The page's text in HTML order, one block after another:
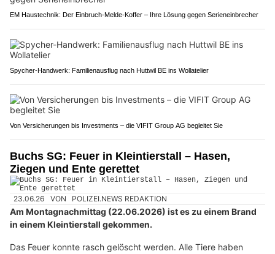
EM Haustechnik: Der Einbruch-Melde-Koffer – Ihre Lösung gegen Serieneinbrecher
Spycher-Handwerk: Familienausflug nach Huttwil BE ins Wollatelier
Von Versicherungen bis Investments – die VIFIT Group AG begleitet Sie
Buchs SG: Feuer in Kleintierstall – Hasen,
Ziegen und Ente gerettet
23.06.26 VON POLIZEI.NEWS REDAKTION
Am Montagnachmittag (22.06.2026) ist es zu einem Brand
in einem Kleintierstall gekommen.
Das Feuer konnte rasch gelöscht werden. Alle Tiere haben